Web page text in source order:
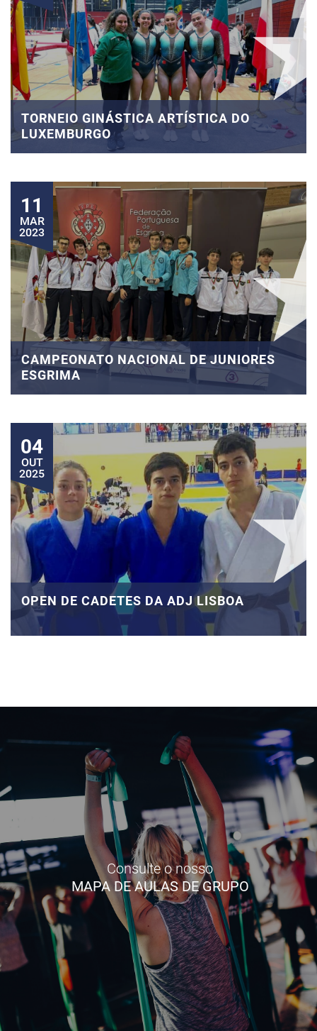
TORNEIO GINÁSTICA ARTÍSTICA DO
LUXEMBURGO
11
MAR
2023
CAMPEONATO NACIONAL DE JUNIORES
ESGRIMA
04
OUT
2025
OPEN DE CADETES DA ADJ LISBOA
Consulte o nosso
MAPA DE AULAS DE GRUPO